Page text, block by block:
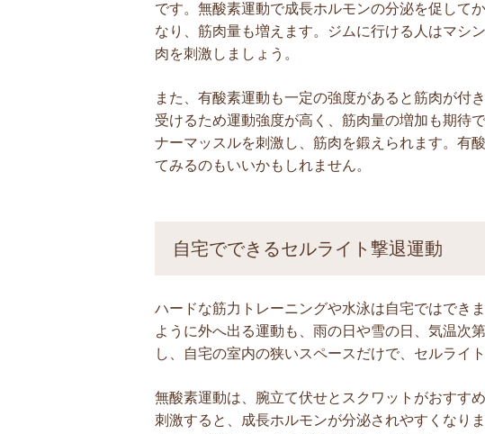
です。無酸素運動で成長ホルモンの分泌を促して
なり、筋肉量も増えます。ジムに行ける人はマシ
肉を刺激しましょう。
また、有酸素運動も一定の強度があると筋肉が付
受けるため運動強度が高く、筋肉量の増加も期待
ナーマッスルを刺激し、筋肉を鍛えられます。有
てみるのもいいかもしれません。
自宅でできるセルライト撃退運動
ハードな筋力トレーニングや水泳は自宅ではでき
ように外へ出る運動も、雨の日や雪の日、気温次
し、自宅の室内の狭いスペースだけで、セルライ
無酸素運動は、腕立て伏せとスクワットがおすす
刺激すると、成長ホルモンが分泌されやすくなり